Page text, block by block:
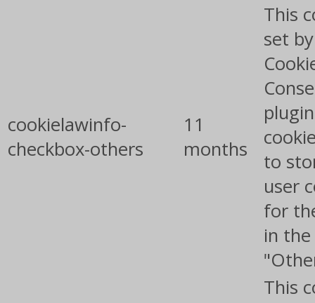
cookielawinfo-
checkbox-others
11
months
This
set
to
user
for
in
This